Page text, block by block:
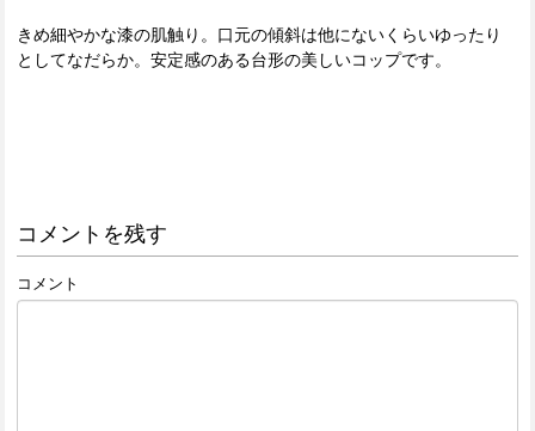
きめ細やかな漆の肌触り。口元の傾斜は他にないくらいゆったり
としてなだらか。安定感のある台形の美しいコップです。
コメントを残す
コメント